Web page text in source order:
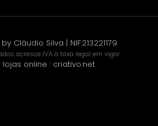
Cláudio Silva | NIF:213221179
acresce IVA à taxa legal em vigor.
online : criativo.net